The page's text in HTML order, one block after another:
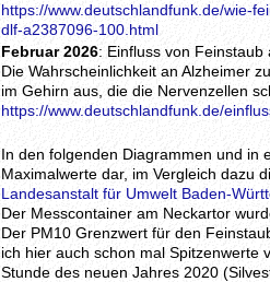
https://www.deutschlandfunk.de/wie-
dlf-a2387096-100.html
Februar 2026: Einfluss von Feinstaub
Die Wahrscheinlichkeit an Alzheimer
im Gehirn aus, die die Nervenzellen
https://www.deutschlandfunk.de/
In den folgenden Diagrammen und in
Maximalwerte dar, im Vergleich dazu
Landesanstalt für Umwelt Baden-
Der Messcontainer am Neckartor
Der PM10 Grenzwert für den
ich hier auch schon mal Spitzenwerte
Stunde des neuen Jahres 2020